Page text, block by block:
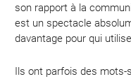
son rapport à la
est un spectacle
davantage pour qui
Ils ont parfois des mots-